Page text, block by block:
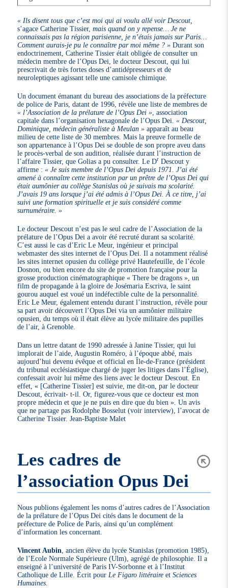
« Ils disent tous que c’est moi qui ai voulu allé voir Descout,
s’agace Catherine Tissier,mais quand on y repense… Je ne
connaissais pas la région parisienne, je n’étais jamais sur Paris…
Comment aurais-je pu le connaître par moi même ? » Durant son
endoctrinement, Catherine Tissier était obligée de consulter un
médecin membre de l’Opus Dei, le docteur Descout, qui lui
prescrivait de très fortes doses d’antidépresseurs et de
neuroleptiques agissant telle une camisole chimique.
Un document émanant du bureau des associations de la préfecture
de police de Paris, datant de 1996, révèle une liste de membres de
« l’Association de la prélature de l’Opus Dei » , association
capitale dans l’organisation hexagonale de l’Opus Dei.« Descout,
Dominique, médecin généraliste à Meulan » apparaît au beau
milieu de cette liste de 30 membres. Mais la preuve formelle de
son appartenance à l’Opus Dei se double de son propre aveu dans
le procès-verbal de son audition, réalisée durant l’instruction de
l’affaire Tissier, que Golias a pu consulter. Le Dr Descout y
affirme :« Je suis membre de l’Opus Dei depuis 1971. J’ai été
amené à connaître cette institution par un prêtre de l’Opus Dei qui
était aumônier au collège Stanislas où je suivais ma scolarité.
J’avais 19 ans lorsque j’ai été admis à l’Opus Dei. À ce titre, j’ai
suivi une formation spirituelle et je suis considéré comme
surnuméraire. »
Le docteur Descout n’est pas le seul cadre de l’Association de la
prélature de l’Opus Dei a avoir été recruté durant sa scolarité.
C’est aussi le cas d’Eric Le Meur, ingénieur et principal
webmaster des sites internet de l’Opus Dei. Il a notamment réalisé
les sites internet opusien du collège privé Hautefeuille, de l’école
Dosnon, ou bien encore du site de promotion française pour la
grosse production cinématographique « There be dragons », un
film de propagande à la gloire de Josémaria Escriva, le saint
gourou auquel est voué un indéfectible culte de la personnalité.
Eric Le Meur, également entendu durant l’instruction, révèle pour
sa part avoir découvert l’Opus Dei via un aumônier militaire
opusien, du temps où il était élève au lycée militaire des pupilles
de l’air, à Grenoble.
Dans un lettre datant de 1990 adressée à Janine Tissier, qui lui
implorait de l’aide, Augustin Roméro, à l’époque abbé, mais
aujourd’hui devenu évêque et official en Île-de-France (président
du tribunal ecclésiastique chargé de juger les litiges dans l’Église),
confessait avoir lui même des liens avec le docteur Descout. En
effet, « [Catherine Tissier] est suivie, me dit-on, par le docteur
Descout, écrivait- t-il. Or, figurez-vous que ce docteur est mon
propre médecin et que je ne puis en dire que du bien ». Un avis
que ne partage pas Rodolphe Bosselut (voir interview), l’avocat de
Catherine Tissier. Jean-Baptiste Malet
Les cadres de
l’association Opus Dei
Nous publions également les noms d’autres cadres de l’Association
de la prélature de l’Opus Dei cités dans le document de la
préfecture de Police de Paris, ainsi qu’un complément
d’information les concernant.
Vincent Aubin , ancien élève du lycée Stanislas (promotion 1985),
de l’Ecole Normale Supérieure (Ulm), agrégé de philosophie. Il a
enseigné à l’université de Paris IV-Sorbonne et à l’Institut
Catholique de Lille. Écrit pour Le Figaro littéraire etSciences
Humaines